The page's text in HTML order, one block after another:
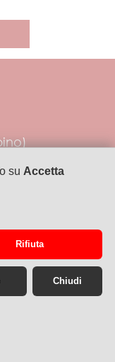
su Accetta
Rifiuta
Chiudi